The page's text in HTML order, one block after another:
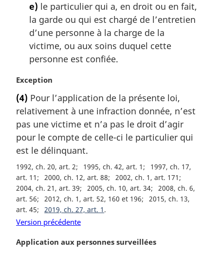
e) le particulier qui a, en droit ou en fait,
la garde ou qui est chargé de l’entretien
d’une personne à la charge de la
victime, ou aux soins duquel cette
personne est confiée.
N
t
e
m
r
g
i
n
a
l
e
:
Exception
(4) Pour l’application de la présente loi,
relativement à une infraction donnée, n’est
pas une victime et n’a pas le droit d’agir
pour le compte de celle-ci le particulier qui
est le délinquant.
1992, ch. 20, art. 2 1995, ch. 42, art. 1
1997, ch. 17,
art. 11
2000, ch. 12, art. 88
2002, ch. 1, art. 171
2004, ch. 21, art. 39
2005, ch. 10, art. 34
2008, ch. 6,
art. 56
2012, ch. 1, art. 52, 160 et 196
2015, ch. 13,
art. 45
2019, ch. 27, art. 1
Version précédente
N
Application aux personnes surveillées